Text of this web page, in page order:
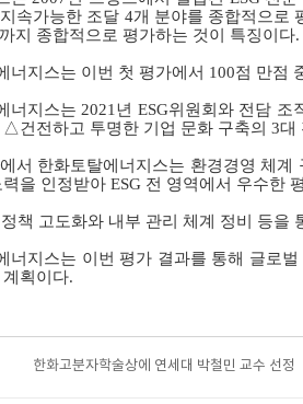
속가능한 조달 4개 분야를 종합적으로
지 종합적으로 평가하는 것이 특징이다.
너지스는 이번 첫 평가에서 100점 만점
너지스는 2021 년 ESG위원회와 전담 조
△건전하고 투명한 기업 문화 구축의 3대
서 한화토탈에너지스는 환경경영 체계
을 인정받아 ESG 전 영역에서 우수한
정책 고도화와 내부 관리 체계 정비 등을
너지스는 이번 평가 결과를 통해 글로벌
획이다.
한화고분자학술상에 연세대 박철민 교수 선정